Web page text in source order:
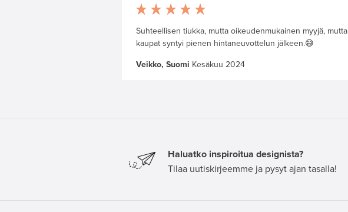
Suhteellisen tiukka, mutta oikeudenmukainen myyjä, mutta
kaupat syntyi pienen hintaneuvottelun jälkeen.😅
Veikko, Suomi Kesäkuu 2024
Haluatko inspiroitua designista?
Tilaa uutiskirjeemme ja pysyt ajan tasalla!